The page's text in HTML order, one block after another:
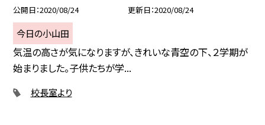
公開日 2020/08/24 更新日 2020/08/24
今日の小山田
気温の高さが気になりますが、きれいな青空の下、２学期が
始まりました。子供たちが学...
校長室より